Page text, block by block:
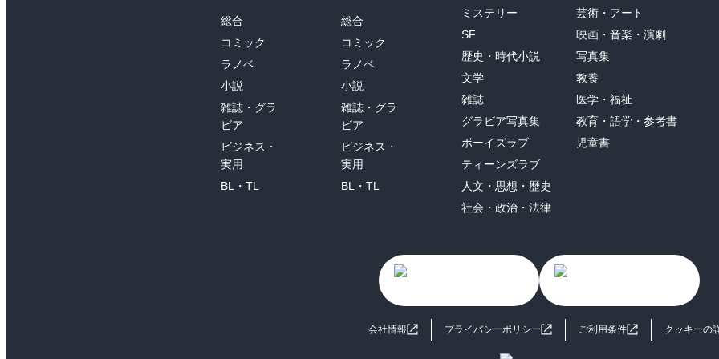
総合
コミック
ラノベ
小説
雑誌・グラ
ビア
ビジネス・
実用
BL・TL
総合
コミック
ラノベ
小説
雑誌・グラ
ビア
ビジネス・
実用
BL・TL
ミステリー
SF
歴史・時代小説
文学
雑誌
グラビア写真集
ボーイズラブ
ティーンズラブ
人文・思想・歴史
社会・政治・法律
芸術・アート
映画・音楽・演劇
写真集
教養
医学・福祉
教育・語学・参考書
児童書
会社情報 プライバシーポリシー ご利用条件 クッキーの